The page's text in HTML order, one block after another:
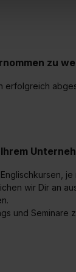
teilweise
zu
erfolgreich
je
wir Dir an
und Seminare